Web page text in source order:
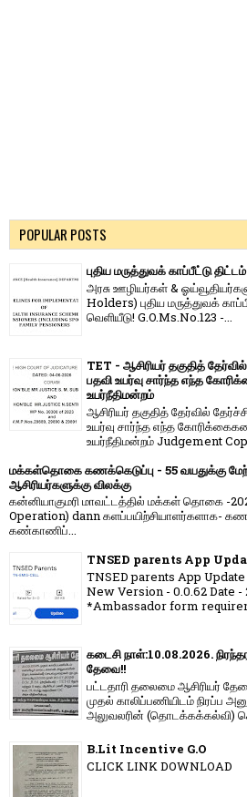
POPULAR POSTS
புதிய மருத்துவக் காப்பீட்டு
அரசு ஊழியர்கள் &
Holders) புதிய மருத்துவக்
வெளியீடு! G.O.Ms.No.123 -...
TET - ஆசிரியர் தகுதித்
பதவி உயர்வு சார்ந்த எந்த
உயர்நீதிமன்றம்
ஆசிரியர் தகுதித் தேர்வில்
உயர்வு சார்ந்த எந்த
உயர்நீதிமன்றம் Judgement
மக்கள்தொகை கணக்கெடுப்பு - 55 வயதுக்கு
ஆசிரியர்களுக்கு விலக்கு
கன்னியாகுமரி மாவட்டத்தில் மக்கள் தொகை -
Operation) dann களப்பயிற்சியாளர்களாக-
கண்காணிப்...
TNSED parents App
TNSED parents App
New Version - 0.0.62 Date -
*Ambassador form
கடைசி நாள்:10.08.2026.
தேவை!!
பட்டதாரி தலைமை ஆசிரியர்
முதல் காலிப்பணியிடம் நிரப்ப
அலுவலரின் (தொடக்கக்கல்வி)
B.Lit Incentive G.O
CLICK LINK DOWNLOAD